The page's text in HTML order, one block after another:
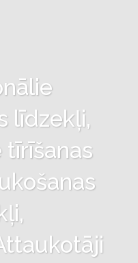
līdzekļi,
tīrīšanas